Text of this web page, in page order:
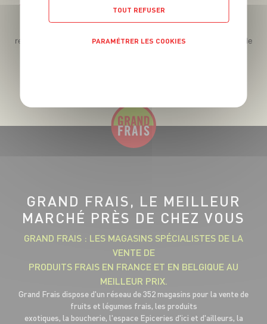
Téléchargez l’App pour profiter d’offres exclusives !
recettes gourmandes, des jeux inédits... le tout dans une seule
GRAND FRAIS, LE MEILLEUR
MARCHÉ PRÈS DE CHEZ VOUS
GRAND FRAIS : LES MAGASINS SPÉCIALISTES DE LA
VENTE DE
PRODUITS FRAIS EN FRANCE ET EN BELGIQUE AU
MEILLEUR PRIX.
Grand Frais dispose d'un réseau de 352 magasins pour la vente de
fruits et légumes frais, les produits
exotiques, la boucherie, l'espace Epiceries d'ici et d'ailleurs, la
TOUT REFUSER
PARAMÉTRER LES COOKIES